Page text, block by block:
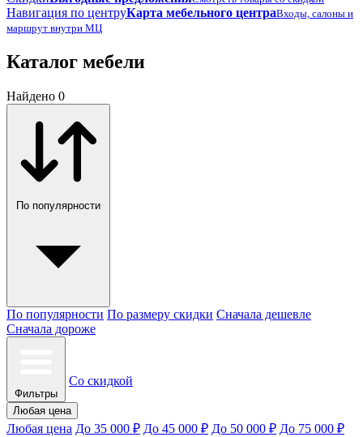
Навигация по центруКарта мебельного центраВходы, салоны и
маршрут внутри МЦ
Каталог мебели
Найдено 0
По популярности
По популярности По размеру скидки Сначала дешевле
Сначала дороже
Фильтры
Со скидкой
Любая цена
Любая цена До 35 000 ₽ До 45 000 ₽ До 50 000 ₽ До 75 000 ₽